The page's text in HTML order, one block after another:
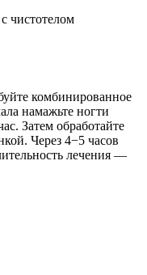
чистотелом
комбинированное
намажьте ногти
Затем обработайте
Через 4−5 часов
лечения —